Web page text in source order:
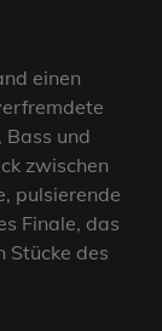
einen
Bass und
zwischen
pulsierende
Finale, das
Stücke des